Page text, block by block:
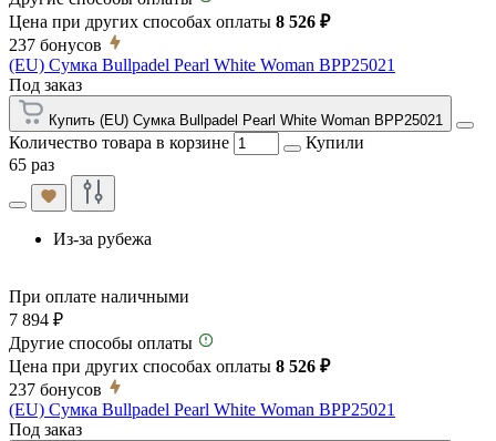
Цена при других способах оплаты 8 526 ₽
237 бонусов
(EU) Сумка Bullpadel Pearl White Woman BPP25021
Под заказ
Купить (EU) Сумка Bullpadel Pearl White Woman BPP25021
Количество товара в корзине
Купили
65 раз
Из-за рубежа
При оплате наличными
7 894 ₽
Другие способы оплаты
Цена при других способах оплаты 8 526 ₽
237 бонусов
(EU) Сумка Bullpadel Pearl White Woman BPP25021
Под заказ